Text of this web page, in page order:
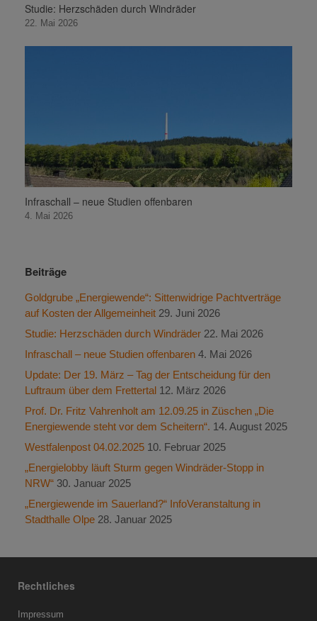
Studie: Herzschäden durch Windräder
22. Mai 2026
Infraschall – neue Studien offenbaren
4. Mai 2026
Beiträge
Goldgrube „Energiewende“: Sittenwidrige Pachtverträge
auf Kosten der Allgemeinheit 29. Juni 2026
Studie: Herzschäden durch Windräder 22. Mai 2026
Infraschall – neue Studien offenbaren 4. Mai 2026
Update: Der 19. März – Tag der Entscheidung für den
Luftraum über dem Frettertal 12. März 2026
Prof. Dr. Fritz Vahrenholt am 12.09.25 in Züschen „Die
Energiewende steht vor dem Scheitern“. 14. August 2025
Westfalenpost 04.02.2025 10. Februar 2025
„Energielobby läuft Sturm gegen Windräder-Stopp in
NRW“ 30. Januar 2025
„Energiewende im Sauerland?“ InfoVeranstaltung in
Stadthalle Olpe 28. Januar 2025
Rechtliches
Impressum